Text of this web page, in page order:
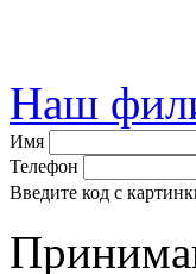
Наш
Имя
Телефон
Введите код с